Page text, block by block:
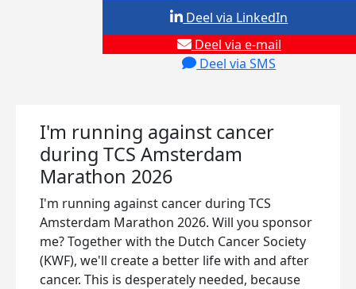
Deel via e-mail
Deel via SMS
Deel via LinkedIn
I'm running against cancer
during TCS Amsterdam
Marathon 2026
I'm running against cancer during TCS
Amsterdam Marathon 2026. Will you sponsor
me? Together with the Dutch Cancer Society
(KWF), we'll create a better life with and after
cancer. This is desperately needed, because